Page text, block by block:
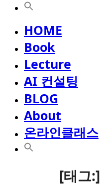
HOME
Book
Lecture
AI 컨설팅
BLOG
About
온라인클래스
[태그:]